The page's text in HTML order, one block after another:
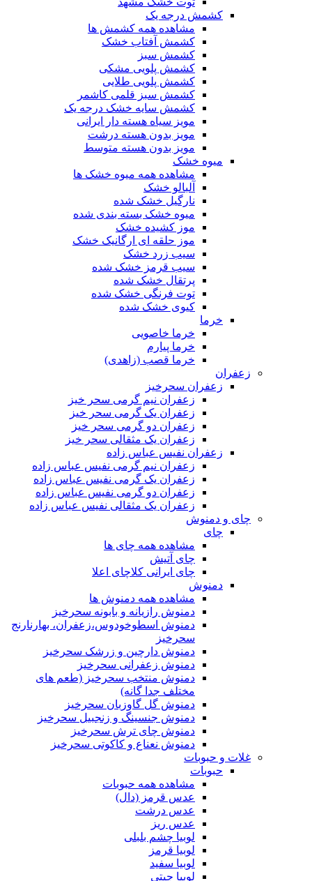
کشمش درجه یک
مشاهده همه کشمش ها
کشمش آفتاب خشک
کشمش سبز
کشمش پلویی مشکی
کشمش پلویی طلایی
کشمش سبز قلمی کاشمر
کشمش سایه خشک درجه یک
مویز سیاه هسته دار ایرانی
مویز بدون هسته درشت
مویز بدون هسته متوسط
میوه خشک
مشاهده همه میوه خشک ها
آلبالو خشک
نارگیل خشک شده
میوه خشک بسته بندی شده
موز کشیده خشک
موز حلقه ای ارگانیک خشک
سیب زرد خشک
سیب قرمز خشک شده
پرتقال خشک شده
توت فرنگی خشک شده
کیوی خشک شده
خرما
خرما خاصویی
خرما پیارم
خرما قصب (زاهدی)
زعفران
زعفران سحرخیز
زعفران نیم گرمی سحر خیز
زعفران یک گرمی سحر خیز
زعفران دو گرمی سحر خیز
زعفران یک مثقالی سحر خیز
زعفران نفیس عباس زاده
زعفران نیم گرمی نفیس عباس زاده
زعفران یک گرمی نفیس عباس زاده
زعفران دو گرمی نفیس عباس زاده
زعفران یک مثقالی نفیس عباس زاده
چای و دمنوش
چای
مشاهده همه چای ها
چای آتیش
چای ایرانی کلاچای اعلا
دمنوش
مشاهده همه دمنوش ها
دمنوش رازیانه و بابونه سحرخیز
دمنوش اسطوخودوس،زعفران، بهارنارنج
سحرخیز
دمنوش دارچین و زرشک سحرخیز
دمنوش زعفرانی سحرخیز
دمنوش منتخب سحرخیز (طعم های
مختلف جدا گانه)
دمنوش گل گاوزبان سحرخیز
دمنوش جنسینگ و زنجبیل سحرخیز
دمنوش چای ترش سحرخیز
دمنوش نعناع و کاکوتی سحرخیز
غلات و حبوبات
حبوبات
مشاهده همه حبوبات
عدس قرمز (دال)
عدس درشت
عدس ریز
لوبیا چشم بلبلی
لوبیا قرمز
لوبیا سفید
لوبیا چیتی